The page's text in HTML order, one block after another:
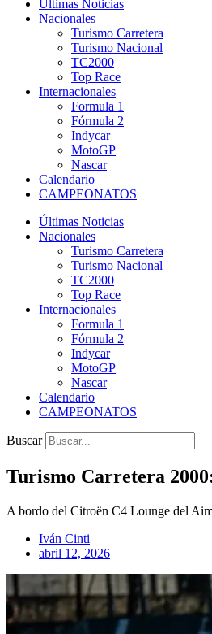
Últimas Noticias
Nacionales
Turismo Carretera
Turismo Nacional
TC2000
Top Race
Internacionales
Formula 1
Fórmula 2
Indycar
MotoGP
Nascar
Calendario
CAMPEONATOS
Últimas Noticias
Nacionales
Turismo Carretera
Turismo Nacional
TC2000
Top Race
Internacionales
Formula 1
Fórmula 2
Indycar
MotoGP
Nascar
Calendario
CAMPEONATOS
Buscar
Turismo Carretera
A bordo del Citroën C4 Lounge del
Iván Cinti
abril 12, 2026